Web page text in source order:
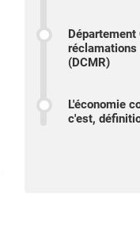
réclamations
(DCMR)
L'économie
c'est,